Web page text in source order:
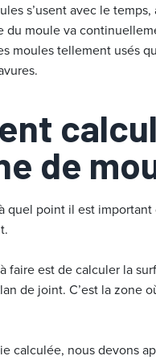
s’usent avec le
du moule va
moules tellement usés
de
quel point il est
faire est de calculer la
de joint. C’est la zone
calculée, nous devons